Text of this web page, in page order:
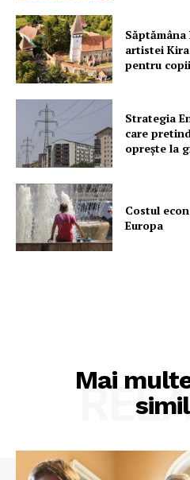
artistei
pentru
Strategia
care
oprește la
Costul
Europa
Mai